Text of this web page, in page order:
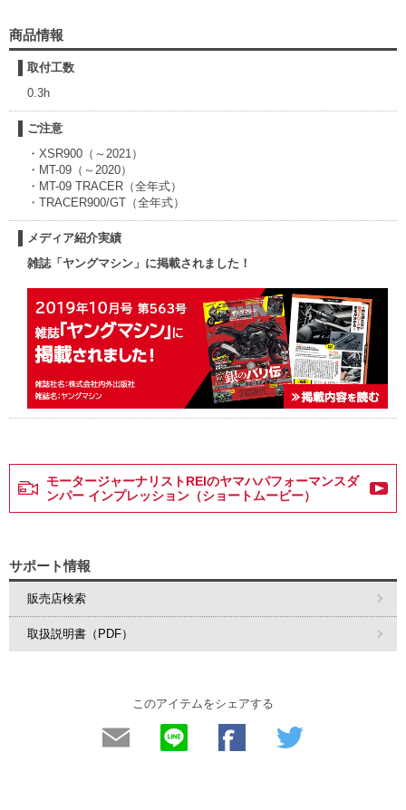
商品情報
取付工数
0.3h
ご注意
・XSR900（～2021）
・MT-09（～2020）
・MT-09 TRACER（全年式）
・TRACER900/GT（全年式）
メディア紹介実績
雑誌「ヤングマシン」に掲載されました！
モータージャーナリストREIのヤマハパフォーマンスダ
ンパー インプレッション（ショートムービー）
サポート情報
販売店検索
取扱説明書（PDF）
このアイテムをシェアする